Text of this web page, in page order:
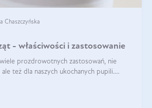
Chaszczyńska
- właściwości i zastosowanie
prozdrowotnych zastosowań, nie
też dla naszych ukochanych pupili.